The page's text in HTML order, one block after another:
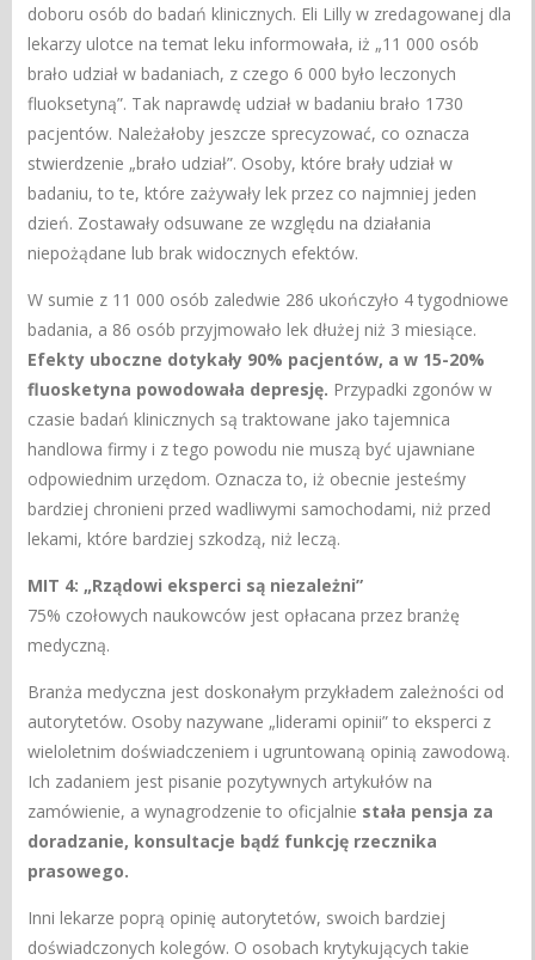
doboru osób do badań klinicznych. Eli Lilly w zredagowanej dla
lekarzy ulotce na temat leku informowała, iż „11 000 osób
brało udział w badaniach, z czego 6 000 było leczonych
fluoksetyną”. Tak naprawdę udział w badaniu brało 1730
pacjentów. Należałoby jeszcze sprecyzować, co oznacza
stwierdzenie „brało udział”. Osoby, które brały udział w
badaniu, to te, które zażywały lek przez co najmniej jeden
dzień. Zostawały odsuwane ze względu na działania
niepożądane lub brak widocznych efektów.
W sumie z 11 000 osób zaledwie 286 ukończyło 4 tygodniowe
badania, a 86 osób przyjmowało lek dłużej niż 3 miesiące.
Efekty uboczne dotykały 90% pacjentów, a w 15-20%
fluosketyna powodowała depresję. Przypadki zgonów w
czasie badań klinicznych są traktowane jako tajemnica
handlowa firmy i z tego powodu nie muszą być ujawniane
odpowiednim urzędom. Oznacza to, iż obecnie jesteśmy
bardziej chronieni przed wadliwymi samochodami, niż przed
lekami, które bardziej szkodzą, niż leczą.
MIT 4: „Rządowi eksperci są niezależni”
75% czołowych naukowców jest opłacana przez branżę
medyczną.
Branża medyczna jest doskonałym przykładem zależności od
autorytetów. Osoby nazywane „liderami opinii” to eksperci z
wieloletnim doświadczeniem i ugruntowaną opinią zawodową.
Ich zadaniem jest pisanie pozytywnych artykułów na
zamówienie, a wynagrodzenie to oficjalnie stała pensja za
doradzanie, konsultacje bądź funkcję rzecznika
prasowego.
Inni lekarze poprą opinię autorytetów, swoich bardziej
doświadczonych kolegów. O osobach krytykujących takie